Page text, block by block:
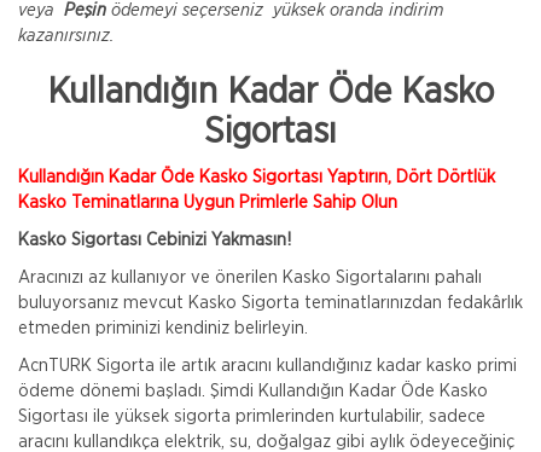
veya Peşin ödemeyi seçerseniz yüksek oranda indirim
kazanırsınız.
Kullandığın Kadar Öde Kasko
Sigortası
Kullandığın Kadar Öde Kasko Sigortası Yaptırın, Dört Dörtlük
Kasko Teminatlarına Uygun Primlerle Sahip Olun
Kasko Sigortası Cebinizi Yakmasın!
Aracınızı az kullanıyor ve önerilen Kasko Sigortalarını pahalı
buluyorsanız mevcut Kasko Sigorta teminatlarınızdan fedakârlık
etmeden priminizi kendiniz belirleyin.
AcnTURK Sigorta ile artık aracını kullandığınız kadar kasko primi
ödeme dönemi başladı. Şimdi Kullandığın Kadar Öde Kasko
Sigortası ile yüksek sigorta primlerinden kurtulabilir, sadece
aracını kullandıkça elektrik, su, doğalgaz gibi aylık ödeyeceğiniç